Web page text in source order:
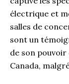
électrique et
salles de
sont un
de son pouvoir
Canada,